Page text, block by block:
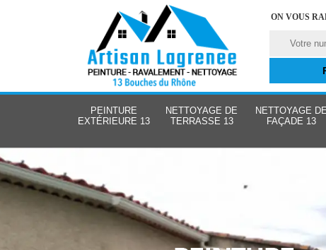
ON VOUS
PEINTURE
EXTÉRIEURE 13
NETTOYAGE DE
TERRASSE 13
NETTOYAGE DE
FAÇADE 13